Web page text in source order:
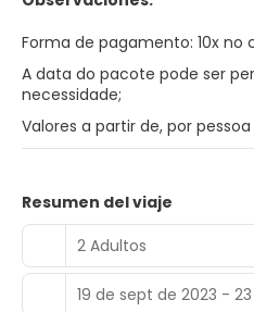
Forma de pagamento: 10x no
A data do pacote pode ser
necessidade;
Valores a partir de, por
Resumen del viaje
2 Adultos
19 de sept de 2023 -